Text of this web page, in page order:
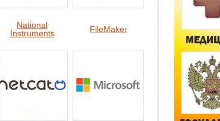
National
Instruments
FileMaker